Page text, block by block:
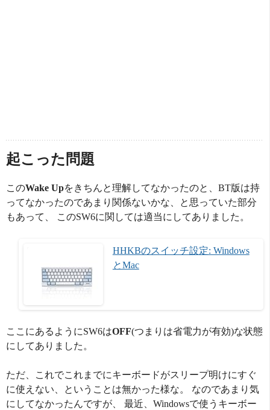
起こった問題
このWake Upをきちんと理解してなかったのと、BT版は持
ってなかったのであまり関係ないかな、と思っていた部分
もあって、 このSW6に関しては適当にしてありました。
HHKBのスイッチ設定: Windows
とMac
ここにあるようにSW6はOFF(つまりは省電力が有効)な状態
にしてありました。
ただ、これでこれまでにキーボードがスリープ明けにすぐ
に使えない、ということは無かった様な。 なのであまり気
にしてなかったんですが、 最近、Windowsで使うキーボー